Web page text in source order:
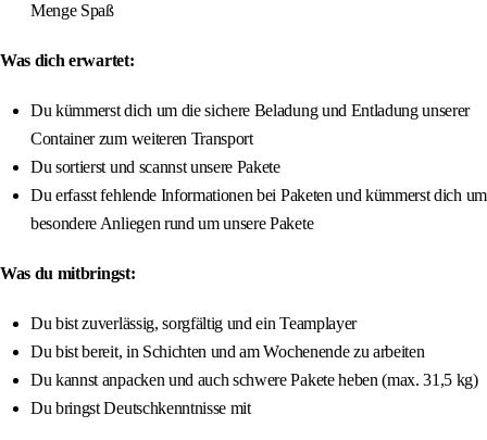
Menge Spaß
Was dich erwartet:
Du kümmerst dich um die sichere Beladung und Entladung unserer
Container zum weiteren Transport
Du sortierst und scannst unsere Pakete
Du erfasst fehlende Informationen bei Paketen und kümmerst dich um
besondere Anliegen rund um unsere Pakete
Was du mitbringst:
Du bist zuverlässig, sorgfältig und ein Teamplayer
Du bist bereit, in Schichten und am Wochenende zu arbeiten
Du kannst anpacken und auch schwere Pakete heben (max. 31,5 kg)
Du bringst Deutschkenntnisse mit